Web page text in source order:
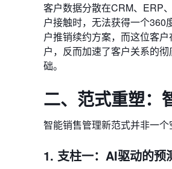
客户数据分散在CRM、ERP
户接触时，无法获得一个360
户推销续约方案，而这位客
户，反而加速了客户关系的
础。
二、范式重塑：
智能销售管理新范式并非一
1. 支柱一：AI驱动的